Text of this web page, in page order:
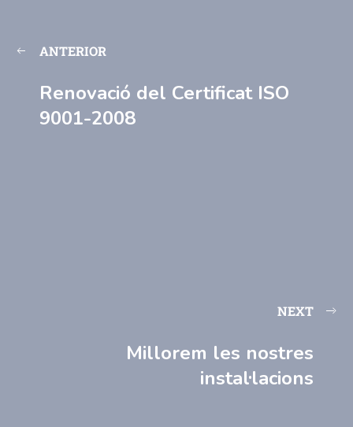
ANTERIOR
Renovació del Certificat ISO
9001-2008
NEXT
Millorem les nostres
instal·lacions